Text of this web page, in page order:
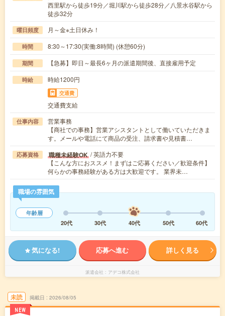
西里駅から徒歩19分／堀川駅から徒歩28分／八景水谷駅から
徒歩32分
曜日頻度 月～金※土日休み！
時間 8:30～17:30(実働:8時間) (休憩60分)
期間 【急募】即日～最長6ヶ月の派遣期間後、直接雇用予定
時給 時給1200円
交通費
交通費支給
仕事内容
営業事務
【商社での事務】営業アシスタントとして働いていただきま
す。メールや電話にて商品の受注、請求書や見積書…
応募資格 職種未経験OK / 英語力不要
【こんな方におススメ！まずはご応募ください／歓迎条件】
何らかの事務経験がある方は大歓迎です。 業界未…
職場の雰囲気
年齢層
20代
30代 40代 50代 60代
気になる! 応募へ進む 詳しく見る
派遣会社 アデコ株式会社
未読
NEW
掲載日 2026/08/05